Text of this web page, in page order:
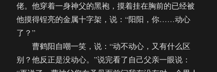
佬。他穿着一身神父的黑袍，摸着挂在胸前的已经被
他摸得锃亮的金属十字架，说：“阳阳，你……动心
了？”
曹鹤阳自嘲一笑，说：“动不动心，又有什么区
别？他反正是没动心。”说完看了自己父亲一眼说：